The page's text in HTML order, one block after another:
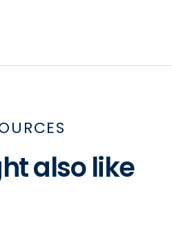
also like